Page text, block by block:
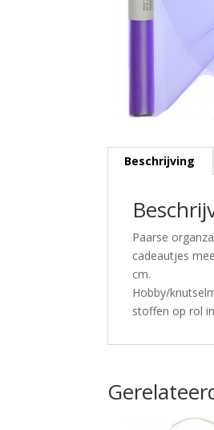
Beschrijving
Paarse
cadeautjes
cm.
Hobby/
stoffen op rol